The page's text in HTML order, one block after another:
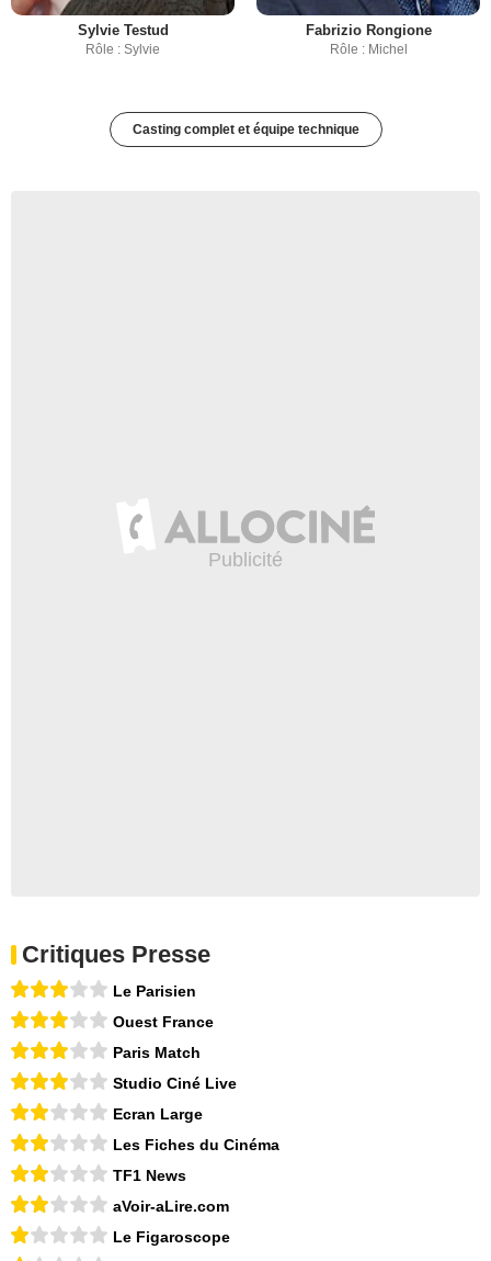
Sylvie Testud
Rôle : Sylvie
Fabrizio Rongione
Rôle : Michel
Casting complet et équipe technique
Critiques Presse
Le Parisien
Ouest France
Paris Match
Studio Ciné Live
Ecran Large
Les Fiches du Cinéma
TF1 News
aVoir-aLire.com
Le Figaroscope